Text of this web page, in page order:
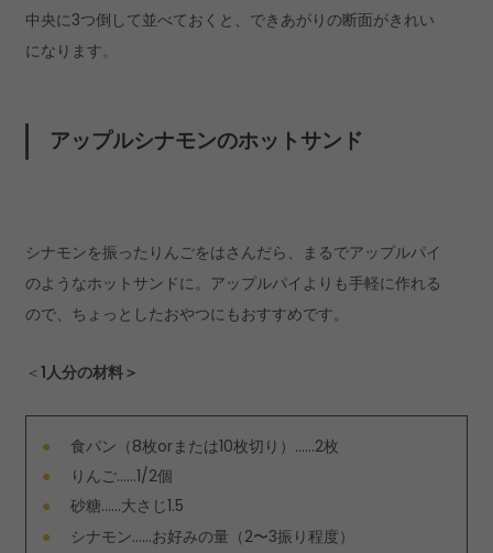
中央に3つ倒して並べておくと、できあがりの断面がきれい
になります。
アップルシナモンのホットサンド
シナモンを振ったりんごをはさんだら、まるでアップルパイ
のようなホットサンドに。アップルパイよりも手軽に作れる
ので、ちょっとしたおやつにもおすすめです。
＜1人分の材料＞
食パン（8枚orまたは10枚切り）……2枚
りんご……1/2個
砂糖……大さじ1.5
シナモン……お好みの量（2〜3振り程度）